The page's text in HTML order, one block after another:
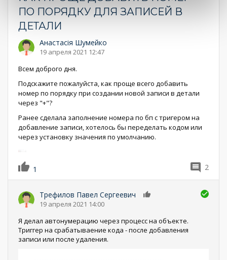
ПО ПОРЯДКУ ДЛЯ ЗАПИСЕЙ В
ДЕТАЛИ
Анастасія Шумейко
19 апреля 2021 12:47
Всем доброго дня.
Подскажите пожалуйста, как проще всего добавить
номер по порядку при создании новой записи в детали
через "+"?
Ранее сделала заполнение номера по бп с тригером на
добавление записи, хотелось бы переделать кодом или
через установку значения по умолчанию.
1 2
Трефилов Павел Сергеевич
19 апреля 2021 14:00
Я делал автонумерацию через процесс на объекте.
Триггер на срабатываение кода - после добавления
записи или после удаления.